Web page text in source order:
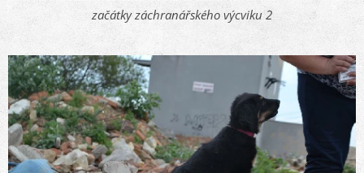
začátky záchranářského výcviku 2